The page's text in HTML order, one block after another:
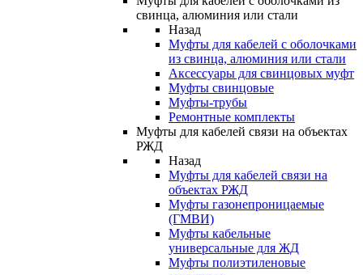
свинца, алюминия или стали
Назад
Муфты для кабелей с оболочками
из свинца, алюминия или стали
Аксессуары для свинцовых муфт
Муфты свинцовые
Муфты-трубы
Ремонтные комплекты
Муфты для кабелей связи на объектах
РЖД
Назад
Муфты для кабелей связи на
объектах РЖД
Муфты газонепроницаемые
(ГМВИ)
Муфты кабельные
универсальные для ЖД
Муфты полиэтиленовые